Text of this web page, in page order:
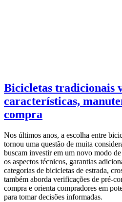
Bicicletas tradicionais
características,
compra
Nos últimos anos, a escolha entre
tornou uma questão de muita
buscam investir em um novo modo
os aspectos técnicos, garantias
categorias de bicicletas de estrada,
também aborda verificações de pré-
compra e orienta compradores em
para tomar decisões informadas.